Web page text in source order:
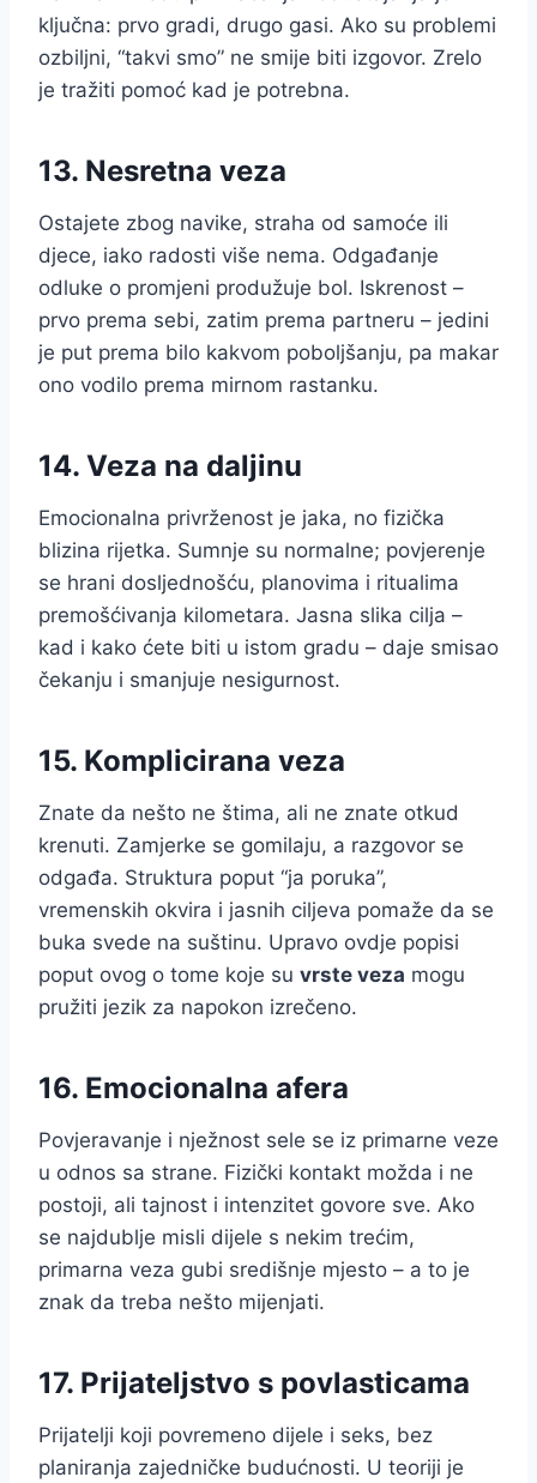
ključna: prvo gradi, drugo gasi. Ako su problemi
ozbiljni, “takvi smo” ne smije biti izgovor. Zrelo
je tražiti pomoć kad je potrebna.
13. Nesretna veza
Ostajete zbog navike, straha od samoće ili
djece, iako radosti više nema. Odgađanje
odluke o promjeni produžuje bol. Iskrenost –
prvo prema sebi, zatim prema partneru – jedini
je put prema bilo kakvom poboljšanju, pa makar
ono vodilo prema mirnom rastanku.
14. Veza na daljinu
Emocionalna privrženost je jaka, no fizička
blizina rijetka. Sumnje su normalne; povjerenje
se hrani dosljednošću, planovima i ritualima
premošćivanja kilometara. Jasna slika cilja –
kad i kako ćete biti u istom gradu – daje smisao
čekanju i smanjuje nesigurnost.
15. Komplicirana veza
Znate da nešto ne štima, ali ne znate otkud
krenuti. Zamjerke se gomilaju, a razgovor se
odgađa. Struktura poput “ja poruka”,
vremenskih okvira i jasnih ciljeva pomaže da se
buka svede na suštinu. Upravo ovdje popisi
poput ovog o tome koje su vrste veza mogu
pružiti jezik za napokon izrečeno.
16. Emocionalna afera
Povjeravanje i nježnost sele se iz primarne veze
u odnos sa strane. Fizički kontakt možda i ne
postoji, ali tajnost i intenzitet govore sve. Ako
se najdublje misli dijele s nekim trećim,
primarna veza gubi središnje mjesto – a to je
znak da treba nešto mijenjati.
17. Prijateljstvo s povlasticama
Prijatelji koji povremeno dijele i seks, bez
planiranja zajedničke budućnosti. U teoriji je